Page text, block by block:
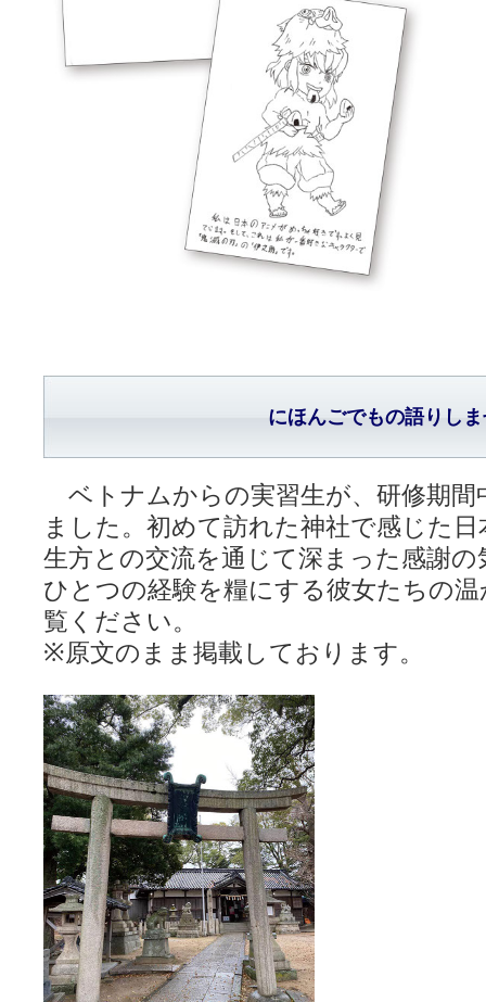
にほんごでもの語りし
ベトナムからの実習生が、研修期間
ました。初めて訪れた神社で感じた
生方との交流を通じて深まった感謝
ひとつの経験を糧にする彼女たちの
覧ください。
※原文のまま掲載しております。